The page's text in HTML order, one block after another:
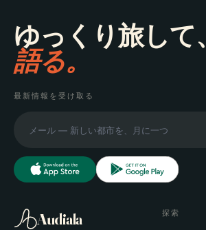
ゆっくり旅して、
語る。
最新情報を受け取る
Audiala 探索